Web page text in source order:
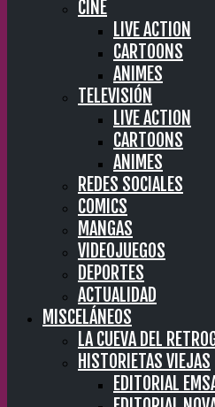
CINE
LIVE ACTION
CARTOONS
ANIMES
TELEVISIÓN
LIVE ACTION
CARTOONS
ANIMES
REDES SOCIALES
COMICS
MANGAS
VIDEOJUEGOS
DEPORTES
ACTUALIDAD
MISCELÁNEOS
LA CUEVA DEL
HISTORIETAS VIEJAS
EDITORIAL